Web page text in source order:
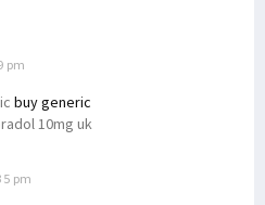
pm
buy generic
10mg uk
pm